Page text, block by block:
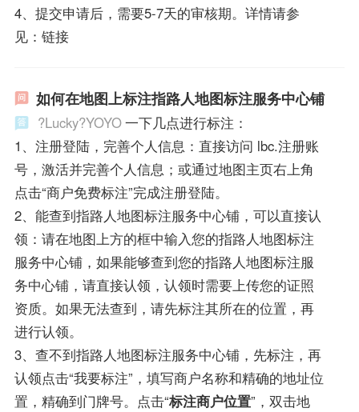
4、提交申请后，需要5-7天的审核期。详情请参
见：链接
如何在地图上标注指路人地图标注服务中心铺
?Lucky?YOYO一下几点进行标注：
1、注册登陆，完善个人信息：直接访问 lbc.注册账
号，激活并完善个人信息；或通过地图主页右上角
点击“商户免费标注”完成注册登陆。
2、能查到指路人地图标注服务中心铺，可以直接认
领：请在地图上方的框中输入您的指路人地图标注
服务中心铺，如果能够查到您的指路人地图标注服
务中心铺，请直接认领，认领时需要上传您的证照
资质。如果无法查到，请先标注其所在的位置，再
进行认领。
3、查不到指路人地图标注服务中心铺，先标注，再
认领点击“我要标注”，填写商户名称和精确的地址位
置，精确到门牌号。点击“标注商户位置”，双击地